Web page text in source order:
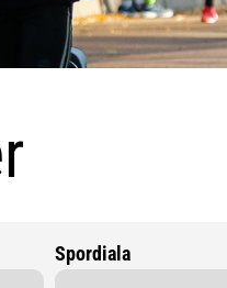
Spordiala